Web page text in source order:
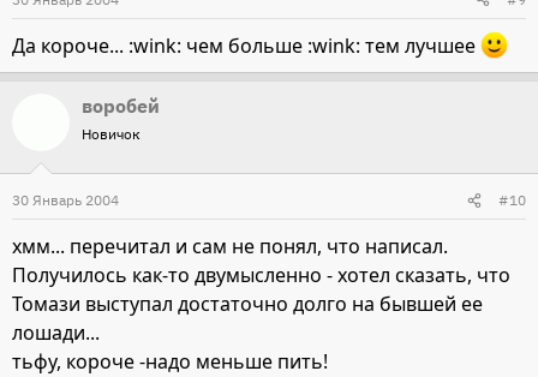
Да короче... :wink: чем больше :wink: тем лучшее
воробей
Новичок
30 Январь 2004 #10
хмм... перечитал и сам не понял, что написал.
Получилось как-то двумысленно - хотел сказать, что
Томази выступал достаточно долго на бывшей ее
лошади...
тьфу, короче -надо меньше пить!